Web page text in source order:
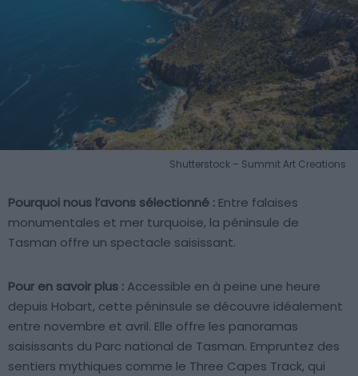
Shutterstock – Summit Art Creations
Pourquoi nous l’avons sélectionné : Entre falaises
monumentales et mer turquoise, la péninsule de
Tasman offre un spectacle saisissant.
Pour en savoir plus : Accessible en à peine une heure
depuis Hobart, cette péninsule se découvre idéalement
entre novembre et avril. Elle offre les panoramas
saisissants du Parc national de Tasman. Empruntez des
sentiers mythiques comme le Three Capes Track, qui